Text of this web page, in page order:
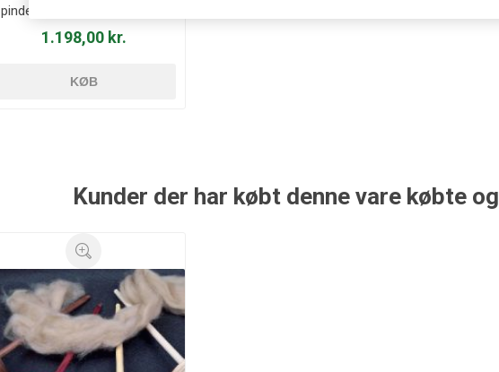
pindesæt - Glory - 13 cm, 3-
1.198,00 kr.
KØB
Kunder der har købt denne vare købte